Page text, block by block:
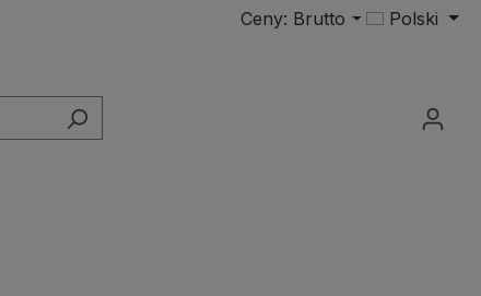
Ceny: Brutto Polski